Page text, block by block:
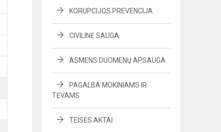
KORUPCIJOS PREVENCIJA
CIVILINĖ SAUGA
ASMENS DUOMENŲ APSAUGA
PAGALBA MOKINIAMS IR
TĖVAMS
TEISĖS AKTAI